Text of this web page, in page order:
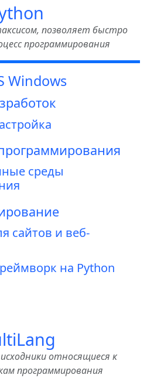
позволяет быстро
программирования
Windows
среды
сайтов и веб-
на Python
относящиеся к
программирования